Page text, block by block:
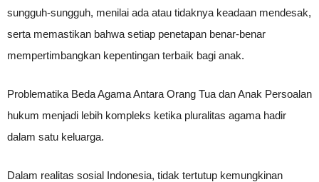
sungguh-sungguh, menilai ada atau tidaknya keadaan mendesak,
serta memastikan bahwa setiap penetapan benar-benar
mempertimbangkan kepentingan terbaik bagi anak.
Problematika Beda Agama Antara Orang Tua dan Anak Persoalan
hukum menjadi lebih kompleks ketika pluralitas agama hadir
dalam satu keluarga.
Dalam realitas sosial Indonesia, tidak tertutup kemungkinan